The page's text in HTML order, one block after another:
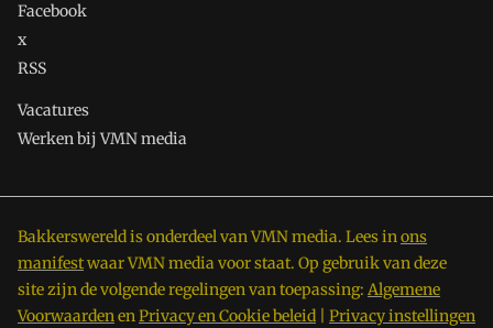
Facebook
x
RSS
Vacatures
Werken bij VMN media
Bakkerswereld is onderdeel van VMN media. Lees inons
manifestwaar VMN media voor staat. Op gebruik van deze
site zijn de volgende regelingen van toepassing: Algemene
VoorwaardenenPrivacy en Cookie beleid Privacy instellingen